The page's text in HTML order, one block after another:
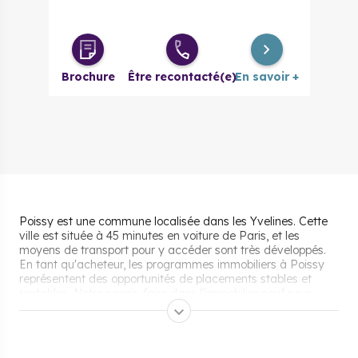
Brochure Être recontacté(e)En savoir +
Poissy est une commune localisée dans les Yvelines. Cette
ville est située à 45 minutes en voiture de Paris, et les
moyens de transport pour y accéder sont très développés.
En tant qu'acheteur, les programmes immobiliers à Poissy
représentent des opportunités de placements stables et
permet de vous accompagner depuis la définition de votre
projet d'achat immobilier et jusqu'à la signature de votre